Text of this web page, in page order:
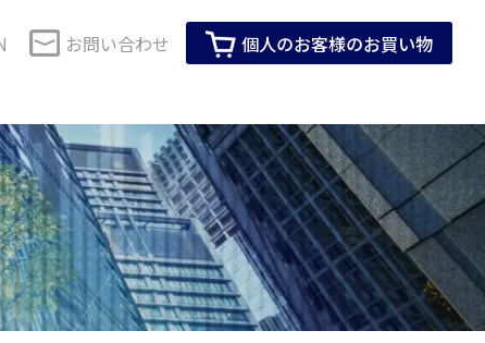
お問い合わせ 個人のお客様のお買い物
健康
事業
粧品
生活用品・インテリア
ロールスクリーン用素材
インテリア家具用素材
で解決 会社紹介動画
コーポレートガバナンス
セーレンのSDGs
SDGsに対する当社グループの考え方
企業活動全体を通じたSDGsへの取り組み
製品・サービスを通じたSDGsへの取り組
み
式情報 IRイベント
IRカレンダー